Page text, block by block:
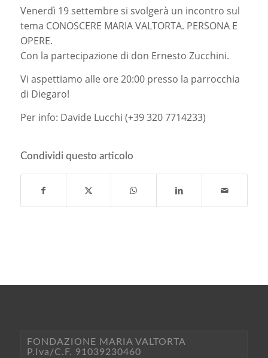
Venerdì 19 settembre si svolgerà un incontro sul
tema CONOSCERE MARIA VALTORTA. PERSONA E
OPERE.
Con la partecipazione di don Ernesto Zucchini.
Vi aspettiamo alle ore 20:00 presso la parrocchia
di Diegaro!
Per info: Davide Lucchi (+39 320 7714233)
Condividi questo articolo
FONDAZIONE MARIA VALTORTA
P.Iva/C.F. 91039230460